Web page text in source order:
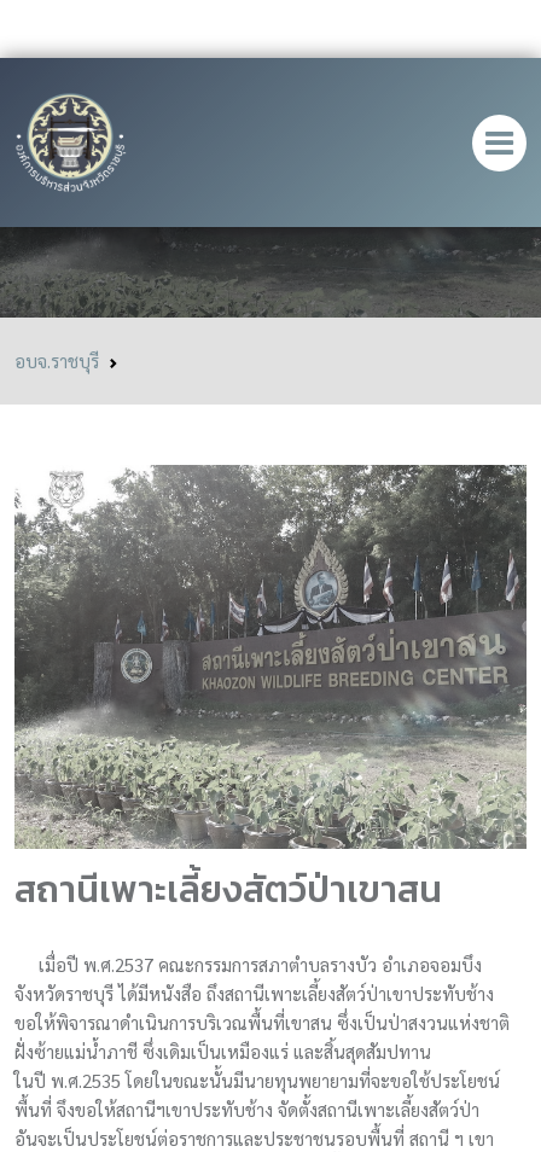
สถานีเพาะเลี้ยงสัตว์ป่าเขาสน
อบจ.ราชบุรี
สถานีเพาะเลี้ยงสัตว์ป่าเขาสน
เมื่อปี พ.ศ.2537 คณะกรรมการสภาตำบลรางบัว อำเภอจอมบึง
จังหวัดราชบุรี ได้มีหนังสือ ถึงสถานีเพาะเลี้ยงสัตว์ป่าเขาประทับช้าง
ขอให้พิจารณาดำเนินการบริเวณพื้นที่เขาสน ซึ่งเป็นป่าสงวนแห่งชาติ
ฝั่งซ้ายแม่น้ำภาชี ซึ่งเดิมเป็นเหมืองแร่ และสิ้นสุดสัมปทาน
ในปี พ.ศ.2535 โดยในขณะนั้นมีนายทุนพยายามที่จะขอใช้ประโยชน์
พื้นที่ จึงขอให้สถานีฯเขาประทับช้าง จัดตั้งสถานีเพาะเลี้ยงสัตว์ป่า
อันจะเป็นประโยชน์ต่อราชการและประชาชนรอบพื้นที่ สถานี ฯ เขา